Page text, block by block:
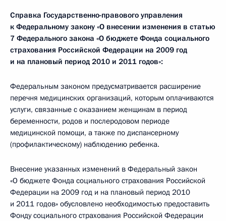
Справка Государственно-правового управления
к Федеральному закону «О внесении изменения в статью
7 Федерального закона «О бюджете Фонда социального
страхования Российской Федерации на 2009 год
и на плановый период 2010 и 2011 годов»:
Федеральным законом предусматривается расширение
перечня медицинских организаций, которым оплачиваются
услуги, связанные с оказанием женщинам в период
беременности, родов и послеродовом периоде
медицинской помощи, а также по диспансерному
(профилактическому) наблюдению ребенка.
Внесение указанных изменений в Федеральный закон
«О бюджете Фонда социального страхования Российской
Федерации на 2009 год и на плановый период 2010
и 2011 годов» обусловлено необходимостью предоставить
Фонду социального страхования Российской Федерации